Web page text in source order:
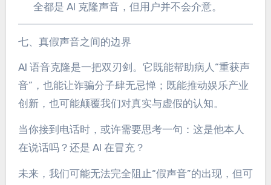
全都是 AI 克隆声音，但用户并不会介意。
七、真假声音之间的边界
AI 语音克隆是一把双刃剑。它既能帮助病人“重获声
音”，也能让诈骗分子肆无忌惮；既能推动娱乐产业
创新，也可能颠覆我们对真实与虚假的认知。
当你接到电话时，或许需要思考一句：这是他本人
在说话吗？还是 AI 在冒充？
未来，我们可能无法完全阻止“假声音”的出现，但可